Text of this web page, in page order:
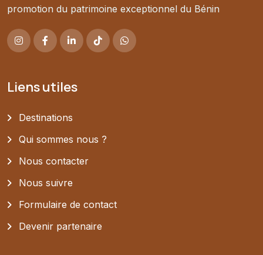
promotion du patrimoine exceptionnel du Bénin
Liens utiles
Destinations
Qui sommes nous ?
Nous contacter
Nous suivre
Formulaire de contact
Devenir partenaire